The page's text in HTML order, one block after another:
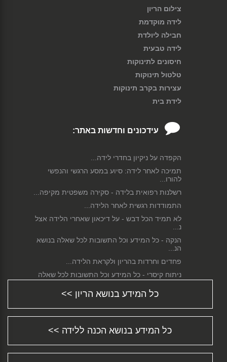
צילום הריון
לידה מוקדמת
חבילה ליולדת
לידה טבעית
חיסונים לתינוקות
טלטול תינוקות
עצירות בקרב תינוקות
לידת בית
עידכונים וחדשות באתר:
הקפדה על ניקיון בחדרי לידה...
תמיכה לאחר לידה: סיוע במסע הרגשי והנפשי
להורו...
רשלנות רפואית בלידה - סקירה משפטית מקיפה...
התמודדות רגשית לאחר הלידה...
לא תמיד הכל דבש - על דיכאון שאחרי הלידה אצל
נ...
הנקה - כל המידע וכל התשובות לכל שאלה בנושא
הנ...
פחדים וחרדות בהריון ולקראת הלידה...
ניתוח קיסרי - כל המידע וכל התשובות לכל שאלה
ש...
התינוק סובל מעצירות? חשוב להבין מדוע ומה
הגיע שלך הזמן לחזור לעבודה?...
התפתחות תינוקות - צעד אחר צעד...
מידע על סיבוכים אפשריים במהלך הלידה...
כל המידע בנושא הריון >>
כל המידע בנושא הכנה ללידה >>